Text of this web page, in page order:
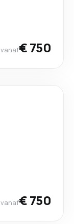
vanaf€ 750
vanaf€ 750